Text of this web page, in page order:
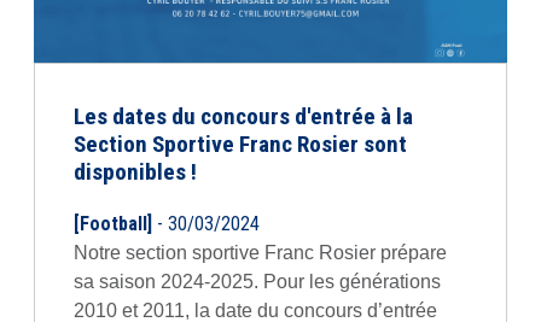
Les dates du concours d'entrée à la
Section Sportive Franc Rosier sont
disponibles !
[Football] - 30/03/2024
Notre section sportive Franc Rosier prépare
sa saison 2024-2025. Pour les générations
2010 et 2011, la date du concours d’entrée